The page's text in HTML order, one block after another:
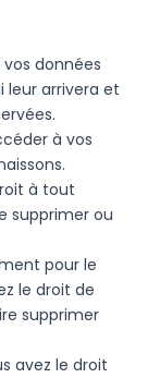
données
leur arrivera et
à vos
à tout
supprimer ou
pour le
le droit de
supprimer
avez le droit